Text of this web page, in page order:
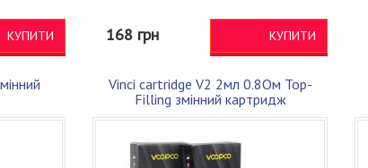
КУПИТИ 168 грн КУПИТИ
Vinci cartridge V2 2мл 0.8Ом Top-
Filling змінний картридж